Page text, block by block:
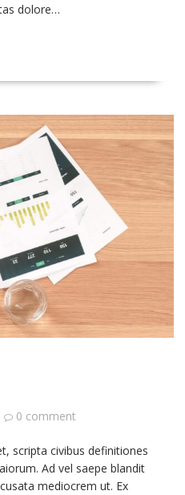
dolore…
0 comment
scripta civibus definitiones
Ad vel saepe blandit
mediocrem ut. Ex